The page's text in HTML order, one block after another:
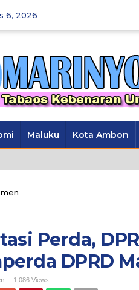
6, 2026
Maluku Kota Ambon
Temui
Bapemperda
DPRD
Maluku
Perda,
DPRD
- 1.086 Views